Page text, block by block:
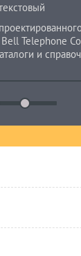
Telephone
и
популярен
добавлены